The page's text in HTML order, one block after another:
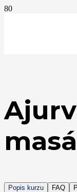
Popis kurzu FAQ